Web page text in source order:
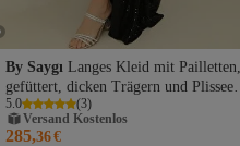
By Saygı Langes Kleid mit Pailletten,
gefüttert, dicken Trägern und Plissee
vorne
5.0 (3)
Versand Kostenlos
Gratis Versand
Versand Kostenlos
285,36€